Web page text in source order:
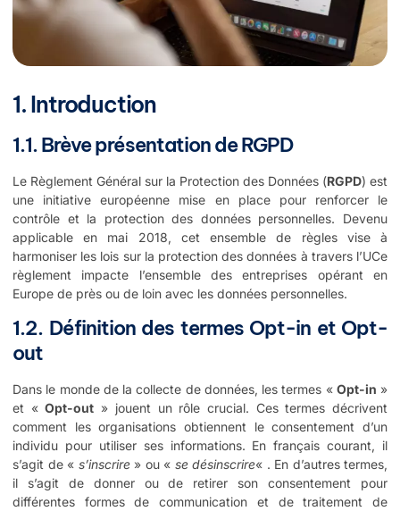
1. Introduction
1.1. Brève présentation de RGPD
Le Règlement Général sur la Protection des Données (RGPD) est
une initiative européenne mise en place pour renforcer le
contrôle et la protection des données personnelles. Devenu
applicable en mai 2018, cet ensemble de règles vise à
harmoniser les lois sur la protection des données à travers l’UCe
règlement impacte l’ensemble des entreprises opérant en
Europe de près ou de loin avec les données personnelles.
1.2. Définition des termes Opt-in et Opt-
out
Dans le monde de la collecte de données, les termes « Opt-in »
et «Opt-out » jouent un rôle crucial. Ces termes décrivent
comment les organisations obtiennent le consentement d’un
individu pour utiliser ses informations. En français courant, il
s’agit de « s’inscrire» ou « se désinscrire« . En d’autres termes,
il s’agit de donner ou de retirer son consentement pour
différentes formes de communication et de traitement de